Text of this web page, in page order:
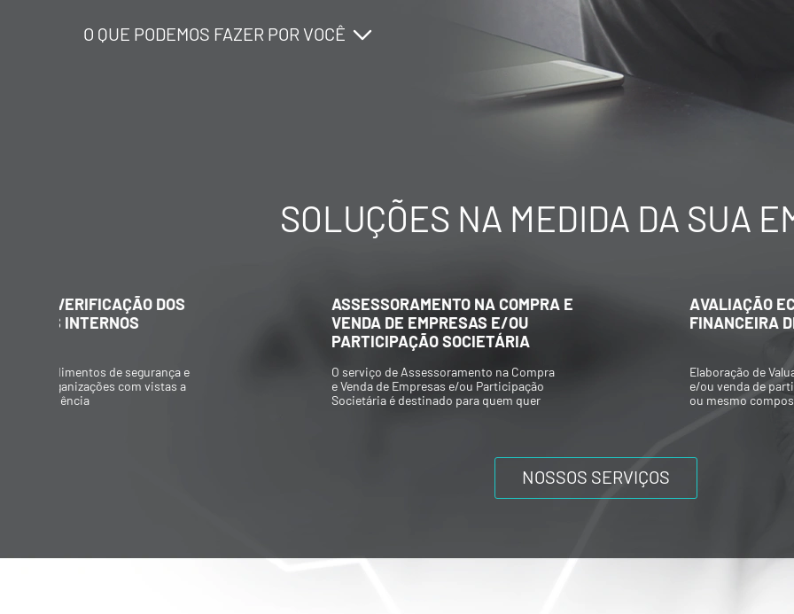
O QUE PODEMOS FAZER POR VOCÊ
O QUE PODEMOS FAZER POR VOCÊ
O QUE PODEMOS FAZER POR VOCÊ
SOLUÇÕES NA MEDIDA DA SUA
ASSESSORAMENTO NA COMPRA E
VENDA DE EMPRESAS E/OU
O serviço de Assessoramento na Compra
e Venda de Empresas e/ou Participação
AVALIAÇÃO ECONÔMICO-
FINANCEIRA DE EMPRESAS
Elaboração de Valuations para aquisição
e/ou venda de participações societárias,
ou mesmo composições societárias entre
NOSSOS SERVIÇOS